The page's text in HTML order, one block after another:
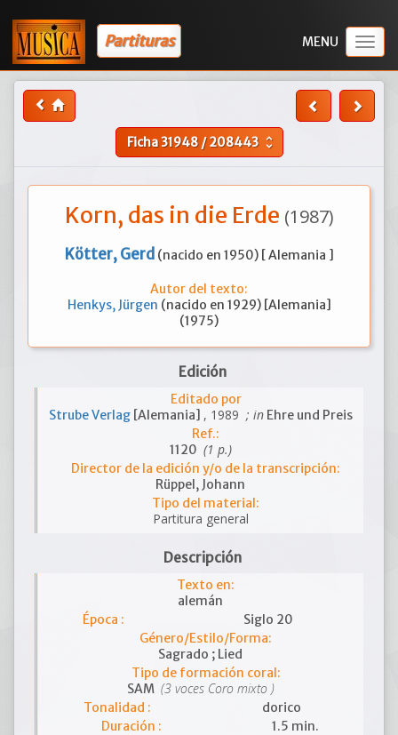
Partituras
Ficha31948/208443 unfold_more
Korn, das in die Erde (1987)
Kötter, Gerd (nacido en 1950) [ Alemania ]
Autor del texto:
Henkys, Jürgen (nacido en 1929) [Alemania]
(1975)
Edición
Editado por
Strube Verlag [Alemania] , 1989 ; inEhre und Preis
Ref.:
1120 (1 p.)
Director de la edición y/o de la transcripción:
Rüppel, Johann
Tipo del material:
Partitura general
Descripción
Texto en:
alemán
Época :
Siglo 20
Género/Estilo/Forma:
Sagrado ; Lied
Tipo de formación coral:
SAM (3 voces Coro mixto )
Tonalidad :
dorico
Duración :
1.5 min.